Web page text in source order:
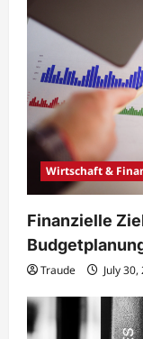
Wirtschaft &
Finanzielle
Traude July